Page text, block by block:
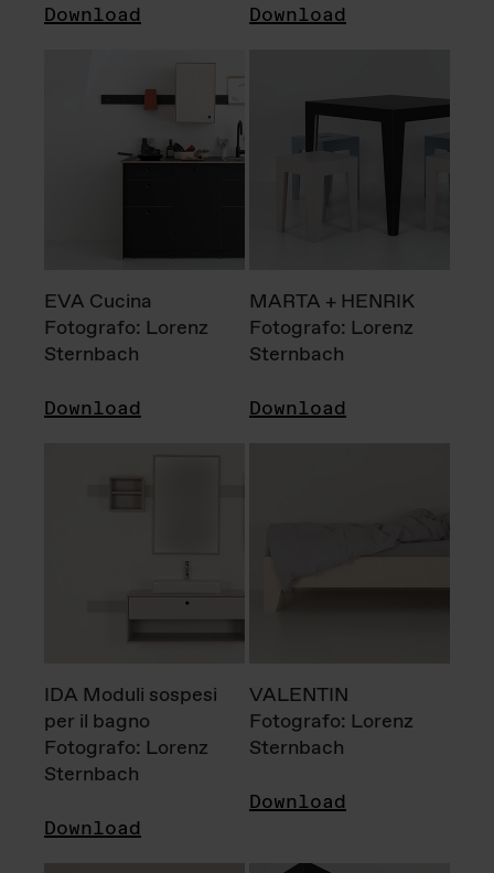
Download Download
EVA Cucina
Fotografo: Lorenz
Sternbach
Download
MARTA + HENRIK
Fotografo: Lorenz
Sternbach
Download
IDA Moduli sospesi
per il bagno
Fotografo: Lorenz
Sternbach
Download
VALENTIN
Fotografo: Lorenz
Sternbach
Download